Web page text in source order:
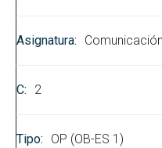
2
OP (OB-ES 1)